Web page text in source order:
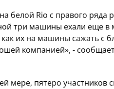
белой Rio с правого ряда
три машины ехали еще в
их на машины сажать с
компанией», -
мере, пятеро участников